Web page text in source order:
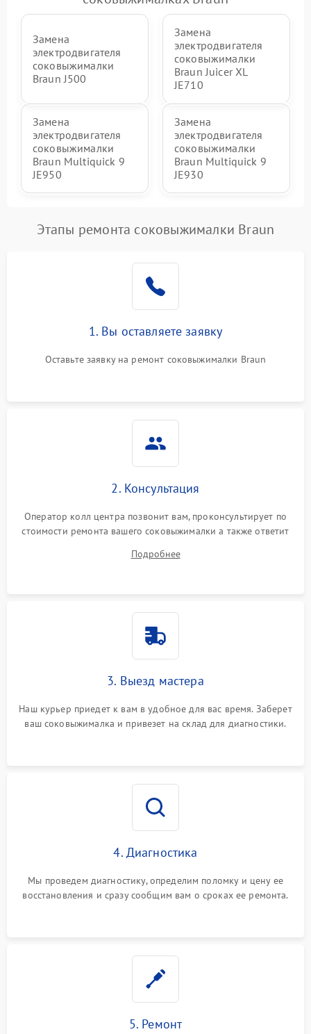
Замена
электродвигателя
соковыжималки
Braun J500
Замена
электродвигателя
соковыжималки
Braun Juicer XL
JE710
Замена
электродвигателя
соковыжималки
Braun Multiquick 9
JE950
Замена
электродвигателя
соковыжималки
Braun Multiquick 9
JE930
Этапы ремонта соковыжималки Braun
1. Вы оставляете заявку
Оставьте заявку на ремонт соковыжималки Braun
2. Консультация
Оператор колл центра позвонит вам, проконсультирует по
стоимости ремонта вашего соковыжималки а также ответит
Подробнее
3. Выезд мастера
Наш курьер приедет к вам в удобное для вас время. Заберет
ваш соковыжималка и привезет на склад для диагностики.
4. Диагностика
Мы проведем диагностику, определим поломку и цену ее
восстановления и сразу сообщим вам о сроках ее ремонта.
5. Ремонт